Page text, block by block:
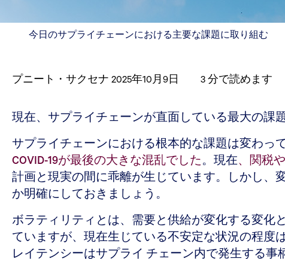
今日のサプライチェーンにおける主要な課題に取り組む
プニート・サクセナ 2025年10月9日 3分で読めます
現在、サプライチェーンが直面している最大の課
サプライチェーンにおける根本的な課題は変わっ
COVID-19が最後の大きな混乱でした。現在、関税
計画と現実の間に乖離が生じています。しかし、
か明確にしておきましょう。
ボラティリティとは、需要と供給が変化する変化
ていますが、現在生じている不安定な状況の程度
レイテンシーはサプライ チェーン内で発生する